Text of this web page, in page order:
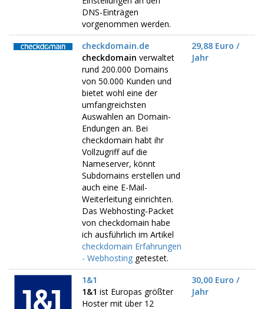
DNS-Einträgen
vorgenommen werden.
checkdomain.de
checkdomain verwaltet
rund 200.000 Domains
von 50.000 Kunden und
bietet wohl eine der
umfangreichsten
Auswahlen an Domain-
Endungen an. Bei
checkdomain habt ihr
Vollzugriff auf die
Nameserver, könnt
Subdomains erstellen und
auch eine E-Mail-
Weiterleitung einrichten.
Das Webhosting-Packet
von checkdomain habe
ich ausführlich im Artikel
checkdomain Erfahrungen
- Webhosting getestet.
29,88 Euro /
Jahr
1&1
1&1 ist Europas größter
Hoster mit über 12
30,00 Euro /
Jahr